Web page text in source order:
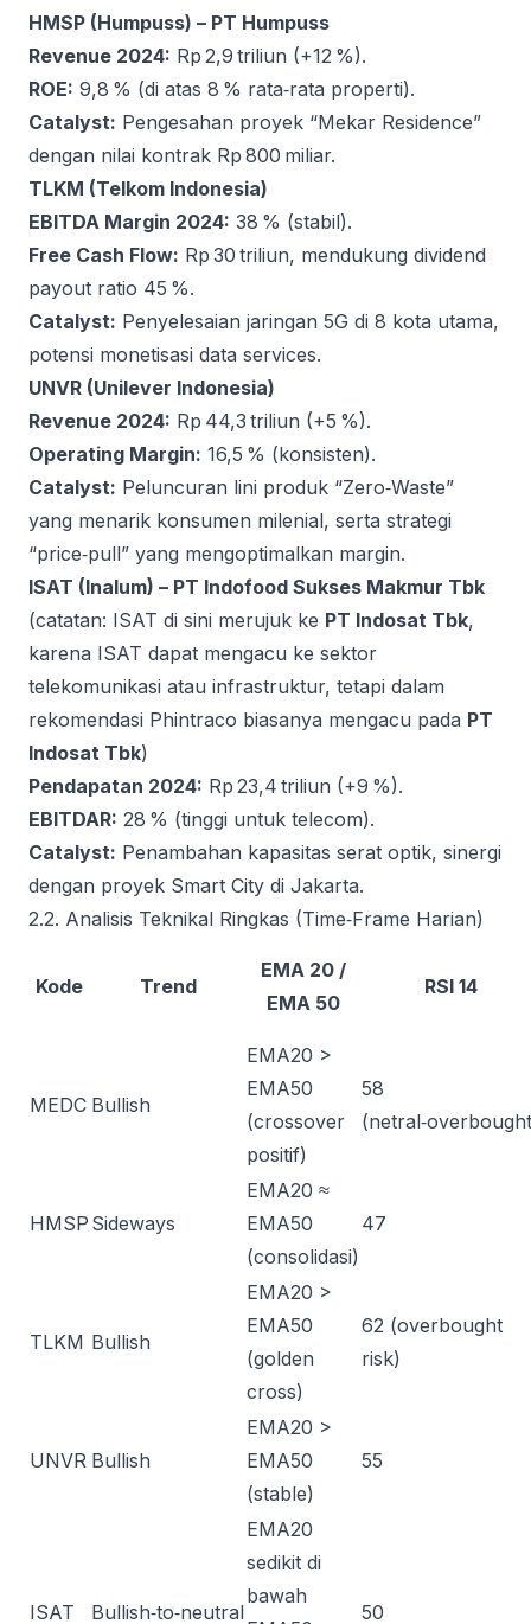
HMSP (Humpuss) – PT Humpuss
Revenue 2024: Rp 2,9 triliun (+12 %).
ROE: 9,8 % (di atas 8 % rata‑rata properti).
Catalyst: Pengesahan proyek “Mekar Residence”
dengan nilai kontrak Rp 800 miliar.
TLKM (Telkom Indonesia)
EBITDA Margin 2024: 38 % (stabil).
Free Cash Flow: Rp 30 triliun, mendukung dividend
payout ratio 45 %.
Catalyst: Penyelesaian jaringan 5G di 8 kota utama,
potensi monetisasi data services.
UNVR (Unilever Indonesia)
Revenue 2024: Rp 44,3 triliun (+5 %).
Operating Margin: 16,5 % (konsisten).
Catalyst: Peluncuran lini produk “Zero‑Waste”
yang menarik konsumen milenial, serta strategi
“price‑pull” yang mengoptimalkan margin.
ISAT (Inalum) – PT Indofood Sukses Makmur Tbk
(catatan: ISAT di sini merujuk ke PT Indosat Tbk,
karena ISAT dapat mengacu ke sektor
telekomunikasi atau infrastruktur, tetapi dalam
rekomendasi Phintraco biasanya mengacu pada PT
Indosat Tbk)
Pendapatan 2024: Rp 23,4 triliun (+9 %).
EBITDAR: 28 % (tinggi untuk telecom).
Catalyst: Penambahan kapasitas serat optik, sinergi
dengan proyek Smart City di Jakarta.
2.2. Analisis Teknikal Ringkas (Time‑Frame Harian)
Kode Trend
EMA 20 /
EMA 50
RSI 14
MEDC Bullish
EMA20 >
EMA50
(crossover
positif)
58
HMSP Sideways
EMA20 ≈
EMA50
(consolidasi)
47
TLKM Bullish
EMA20 >
EMA50
(golden
cross)
62 (overbought
risk)
UNVR Bullish
EMA20 >
EMA50
(stable)
55
ISAT Bullish‑to‑neutral
EMA20
sedikit di
bawah
50